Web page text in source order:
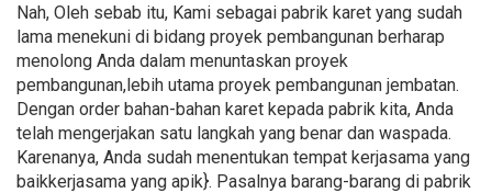
Nah, Oleh sebab itu, Kami sebagai pabrik karet yang sudah
lama menekuni di bidang proyek pembangunan berharap
menolong Anda dalam menuntaskan proyek
pembangunan,lebih utama proyek pembangunan jembatan.
Dengan order bahan-bahan karet kepada pabrik kita, Anda
telah mengerjakan satu langkah yang benar dan waspada.
Karenanya, Anda sudah menentukan tempat kerjasama yang
baikkerjasama yang apik}. Pasalnya barang-barang di pabrik